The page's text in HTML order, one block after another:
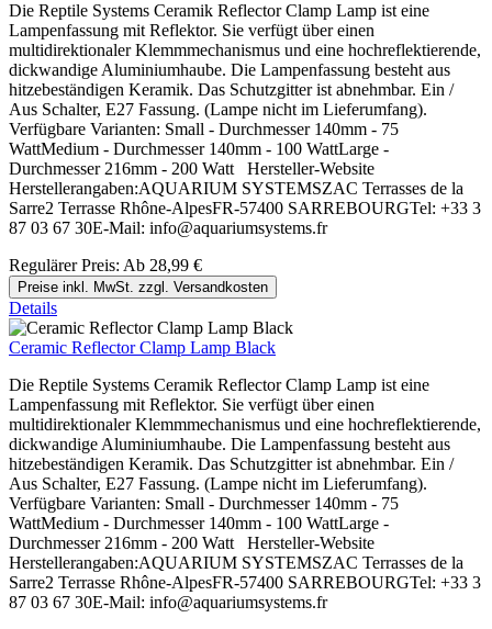
Die Reptile Systems Ceramik Reflector Clamp Lamp ist eine
Lampenfassung mit Reflektor. Sie verfügt über einen
multidirektionaler Klemmmechanismus und eine hochreflektierende,
dickwandige Aluminiumhaube. Die Lampenfassung besteht aus
hitzebeständigen Keramik. Das Schutzgitter ist abnehmbar. Ein /
Aus Schalter, E27 Fassung. (Lampe nicht im Lieferumfang).
Verfügbare Varianten: Small - Durchmesser 140mm - 75
WattMedium - Durchmesser 140mm - 100 WattLarge -
Durchmesser 216mm - 200 Watt Hersteller-Website
Herstellerangaben:AQUARIUM SYSTEMSZAC Terrasses de la
Sarre2 Terrasse Rhône-AlpesFR-57400 SARREBOURGTel: +33 3
87 03 67 30E-Mail: info@aquariumsystems.fr
Regulärer Preis: Ab 28,99 €
Preise inkl. MwSt. zzgl. Versandkosten
Details
Ceramic Reflector Clamp Lamp Black
Die Reptile Systems Ceramik Reflector Clamp Lamp ist eine
Lampenfassung mit Reflektor. Sie verfügt über einen
multidirektionaler Klemmmechanismus und eine hochreflektierende,
dickwandige Aluminiumhaube. Die Lampenfassung besteht aus
hitzebeständigen Keramik. Das Schutzgitter ist abnehmbar. Ein /
Aus Schalter, E27 Fassung. (Lampe nicht im Lieferumfang).
Verfügbare Varianten: Small - Durchmesser 140mm - 75
WattMedium - Durchmesser 140mm - 100 WattLarge -
Durchmesser 216mm - 200 Watt Hersteller-Website
Herstellerangaben:AQUARIUM SYSTEMSZAC Terrasses de la
Sarre2 Terrasse Rhône-AlpesFR-57400 SARREBOURGTel: +33 3
87 03 67 30E-Mail: info@aquariumsystems.fr